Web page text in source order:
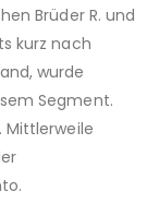
Brüder R. und
kurz nach
wurde
Segment.
Mittlerweile